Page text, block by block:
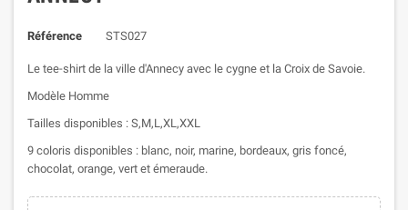
Référence STS027
Le tee-shirt de la ville d'Annecy avec le cygne et la Croix de Savoie.
Modèle Homme
Tailles disponibles : S,M,L,XL,XXL
9 coloris disponibles : blanc, noir, marine, bordeaux, gris foncé,
chocolat, orange, vert et émeraude.